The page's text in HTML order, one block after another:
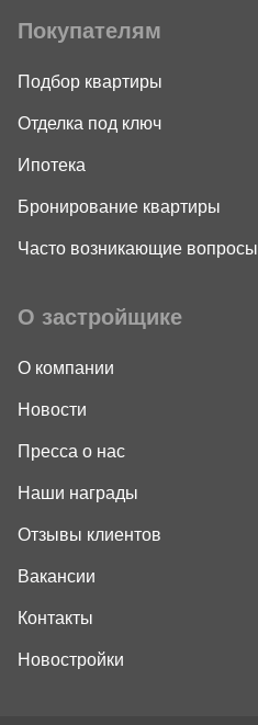
Покупателям
Подбор квартиры
Отделка под ключ
Ипотека
Бронирование квартиры
Часто возникающие вопросы
О застройщике
О компании
Новости
Пресса о нас
Наши награды
Отзывы клиентов
Вакансии
Контакты
Новостройки